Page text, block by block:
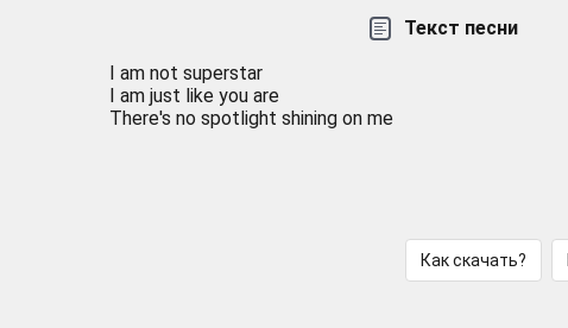
Текст песни
I am not superstar
I am just like you are
There's no spotlight shining on me
Как скачать?